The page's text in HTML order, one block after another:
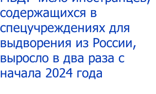
содержащихся в
спецучреждениях для
выдворения из России,
выросло в два раза с
начала 2024 года